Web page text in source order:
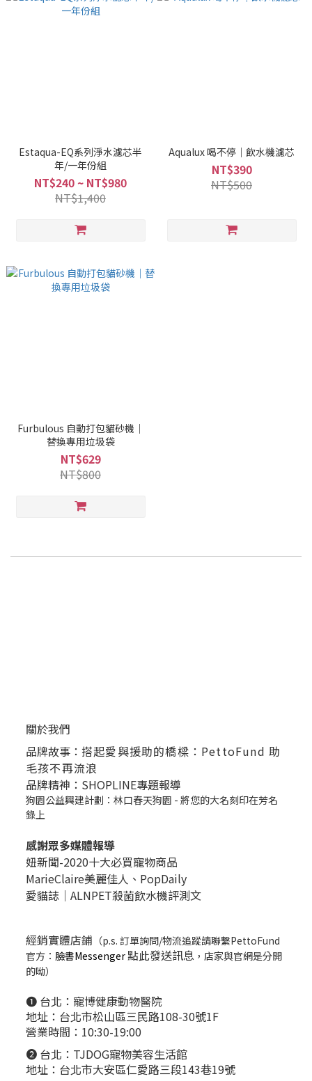
Estaqua-EQ系列淨水濾芯半
年/一年份組
NT$240 ~ NT$980
NT$1,400
Aqualux 喝不停｜飲水機濾芯
NT$390
NT$500
Furbulous 自動打包貓砂機｜
替換專用垃圾袋
NT$629
NT$800
關於我們
品牌故事： 搭起愛與援助的橋樑：PettoFund 助
毛孩不再流浪
品牌精神：SHOPLINE專題報導
狗園公益興建計劃：林口春天狗園 - 將您的大名刻印在芳名
錄上
感謝眾多媒體報導
妞新聞-2020十大必買寵物商品
MarieClaire美麗佳人、 PopDaily
愛貓誌｜ALNPET殺菌飲水機評測文
經銷實體店鋪 （p.s. 訂單詢問/物流追蹤請聯繫PettoFund
官方： 臉書Messenger點此發送訊息 ，店家與官網是分開
的呦）
❶ 台北： 寵博健康動物醫院
地址：台北市松山區三民路108-30號1F
營業時間：10:30-19:00
❷ 台北： TJDOG寵物美容生活館
地址：台北市大安區仁愛路三段143巷19號